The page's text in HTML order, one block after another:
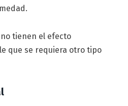
tienen el efecto
que se requiera otro tipo